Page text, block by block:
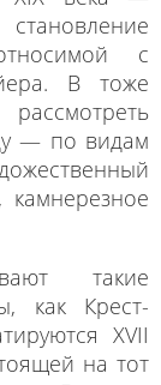
с
В тоже
— по видам
камнерезное
такие
как Крест-
XVII
на тот